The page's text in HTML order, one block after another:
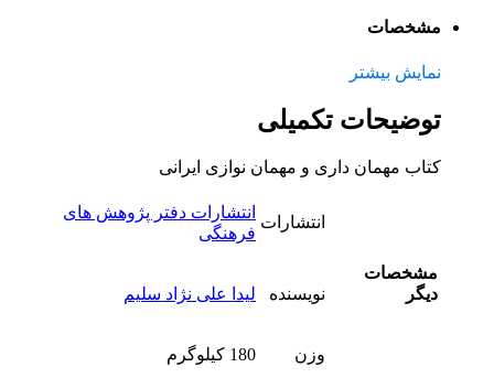
مشخصات
نمایش بیشتر
توضیحات تکمیلی
کتاب مهمان داری و مهمان نوازی ایرانی
مشخصات
دیگر
انتشارات
انتشارات دفتر پژوهش های
فرهنگی
نویسنده لیدا علی نژاد سلیم
وزن 180 کیلوگرم